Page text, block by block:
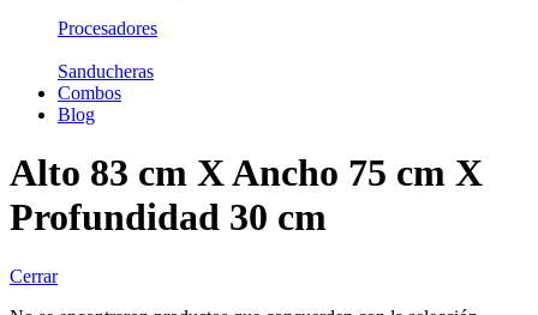
Procesadores
Sanducheras
Combos
Blog
Alto 83 cm X Ancho 75 cm X
Profundidad 30 cm
Cerrar